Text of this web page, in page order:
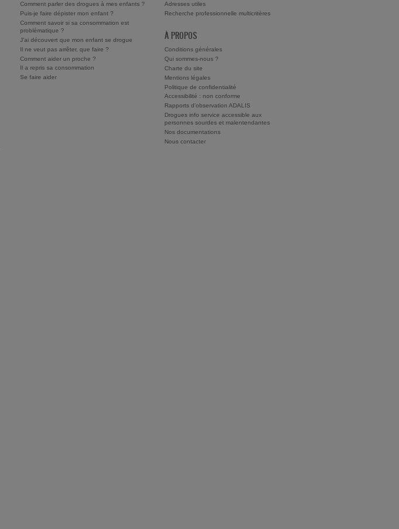
Comment parler des drogues à mes enfants ?
Puis-je faire dépister mon enfant ?
Comment savoir si sa consommation est
problématique ?
J'ai découvert que mon enfant se drogue
Il ne veut pas arrêter, que faire ?
Comment aider un proche ?
Il a repris sa consommation
Se faire aider
Adresses utiles
Recherche professionnelle multicritères
À PROPOS
Conditions générales
Qui sommes-nous ?
Charte du site
Mentions légales
Politique de confidentialité
Accessibilité : non conforme
Rapports d'observation ADALIS
Drogues info service accessible aux
personnes sourdes et malentendantes
Nos documentations
Nous contacter